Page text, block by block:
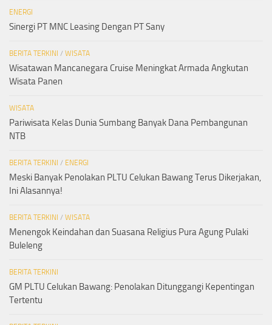
ENERGI
Sinergi PT MNC Leasing Dengan PT Sany
BERITA TERKINI / WISATA
Wisatawan Mancanegara Cruise Meningkat Armada Angkutan
Wisata Panen
WISATA
Pariwisata Kelas Dunia Sumbang Banyak Dana Pembangunan
NTB
BERITA TERKINI / ENERGI
Meski Banyak Penolakan PLTU Celukan Bawang Terus Dikerjakan,
Ini Alasannya!
BERITA TERKINI / WISATA
Menengok Keindahan dan Suasana Religius Pura Agung Pulaki
Buleleng
BERITA TERKINI
GM PLTU Celukan Bawang: Penolakan Ditunggangi Kepentingan
Tertentu